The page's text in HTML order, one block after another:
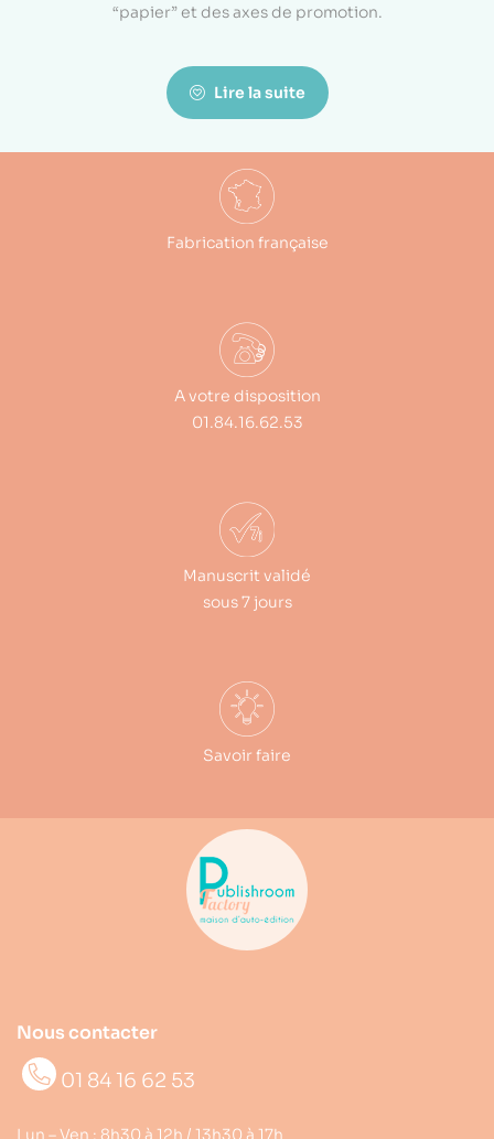
“papier” et des axes de promotion.
Lire la suite
Fabrication française
A votre disposition
01.84.16.62.53
Manuscrit validé
sous 7 jours
Savoir faire
Nous contacter
01 84 16 62 53
Lun – Ven : 8h30 à 12h / 13h30 à 17h